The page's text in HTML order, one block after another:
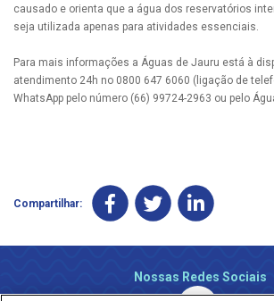
causado e orienta que a água dos reservatórios
seja utilizada apenas para atividades essenciais.
Para mais informações a Águas de Jauru está à
atendimento 24h no 0800 647 6060 (ligação de
WhatsApp pelo número (66) 99724-2963 ou pelo
Compartilhar:
Nossas Redes Sociais